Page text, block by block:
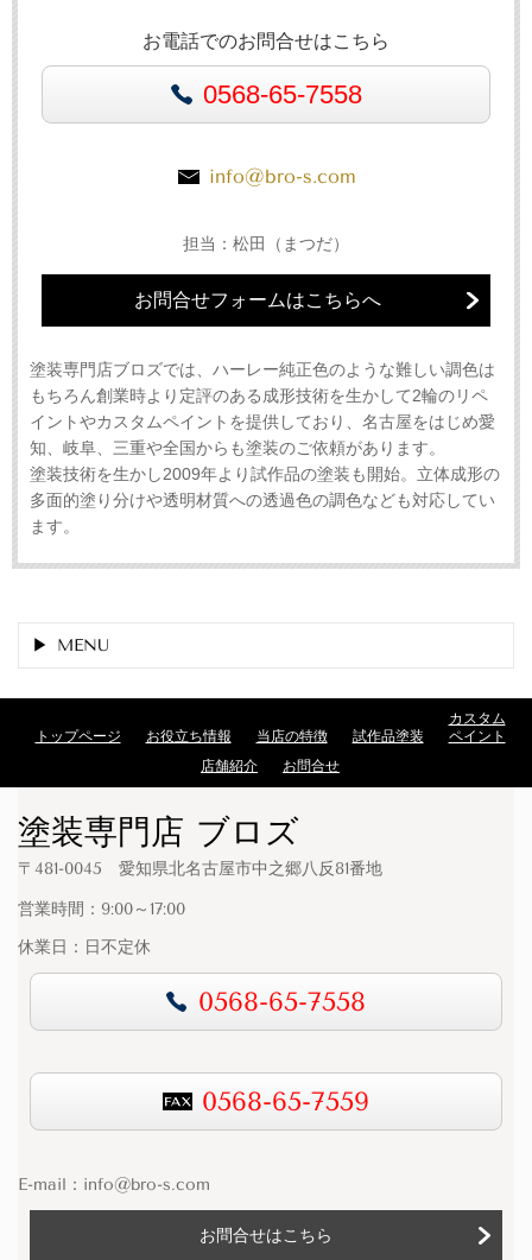
お電話でのお問合せはこちら
0568-65-7558
info@bro-s.com
担当：松田（まつだ）
お問合せフォームはこちらへ
塗装専門店ブロズでは、ハーレー純正色のような難しい調色は
もちろん創業時より定評のある成形技術を生かして2輪のリペ
イントやカスタムペイントを提供しており、名古屋をはじめ愛
知、岐阜、三重や全国からも塗装のご依頼があります。
塗装技術を生かし2009年より試作品の塗装も開始。立体成形の
多面的塗り分けや透明材質への透過色の調色なども対応してい
ます。
MENU
トップページ お役立ち情報 当店の特徴 試作品塗装
カスタム
ペイント
店舗紹介
お問合せ
塗装専門店 ブロズ
〒481-0045 愛知県北名古屋市中之郷八反81番地
営業時間：9:00～17:00
休業日：日不定休
0568-65-7558
0568-65-7559
E-mail： info@bro-s.com
お問合せはこちら